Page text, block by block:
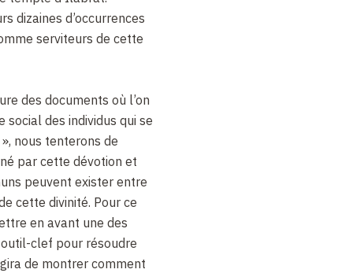
dizaines d’occurrences
serviteurs de cette
des documents où l’on
des individus qui se
nous tenterons de
par cette dévotion et
peuvent exister entre
cette divinité. Pour ce
en avant une des
clef pour résoudre
de montrer comment